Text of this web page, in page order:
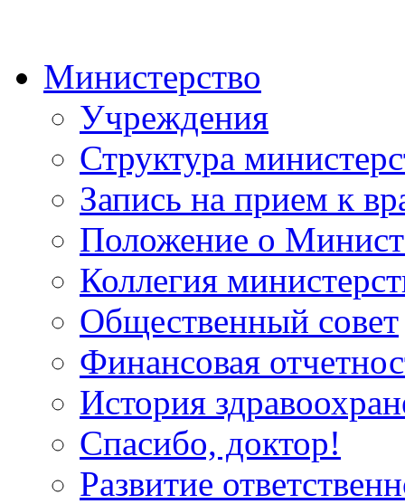
Министерство
Учреждения
Структура
Запись на прием к
Положение о
Коллегия
Общественный совет
Финансовая
История
Спасибо, доктор!
Развитие